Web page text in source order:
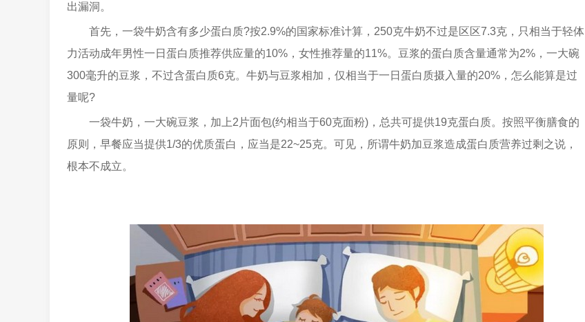
出漏洞。
首先，一袋牛奶含有多少蛋白质?按2.9%的国家标准计算，250克牛奶不过是区区7.3克，只相当于轻体
力活动成年男性一日蛋白质推荐供应量的10%，女性推荐量的11%。豆浆的蛋白质含量通常为2%，一大碗
300毫升的豆浆，不过含蛋白质6克。牛奶与豆浆相加，仅相当于一日蛋白质摄入量的20%，怎么能算是过
量呢?
一袋牛奶，一大碗豆浆，加上2片面包(约相当于60克面粉)，总共可提供19克蛋白质。按照平衡膳食的
原则，早餐应当提供1/3的优质蛋白，应当是22~25克。可见，所谓牛奶加豆浆造成蛋白质营养过剩之说，
根本不成立。